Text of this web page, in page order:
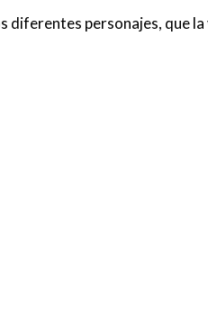
diferentes personajes, que